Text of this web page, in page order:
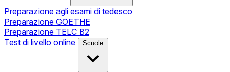
Preparazione agli esami di tedesco
Preparazione GOETHE
Preparazione TELC B2
Test di livello online
Scuole